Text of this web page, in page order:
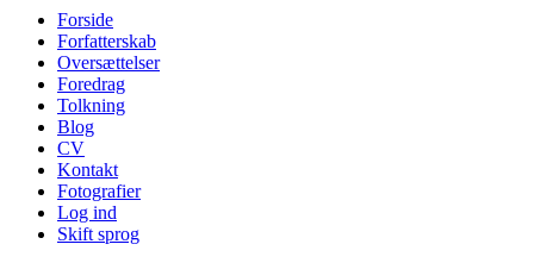
Forside
Forfatterskab
Oversættelser
Foredrag
Tolkning
Blog
CV
Kontakt
Fotografier
Log ind
Skift sprog